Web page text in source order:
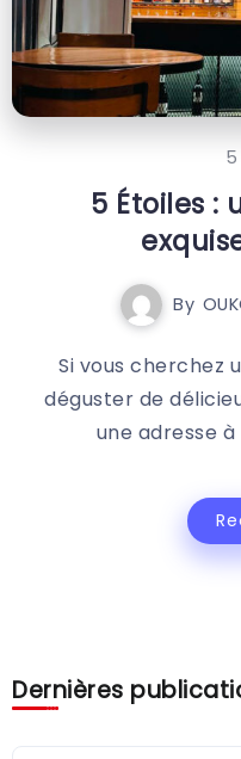
5 Étoiles :
By
Si vous cherchez
déguster de
une adresse à
Dernières